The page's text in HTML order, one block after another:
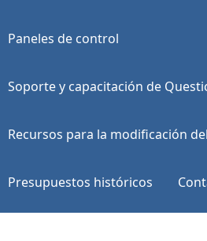
Paneles de control
Soporte y capacitación de
Recursos para la modificación
Presupuestos históricos